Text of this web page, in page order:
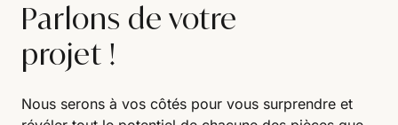
Parlons de votre
projet !
Nous serons à vos côtés pour vous surprendre et